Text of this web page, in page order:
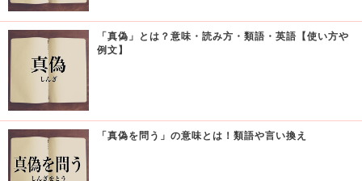
「真偽」とは？意味・読み方・類語・英語【使い方や
例文】
「真偽を問う」の意味とは！類語や言い換え